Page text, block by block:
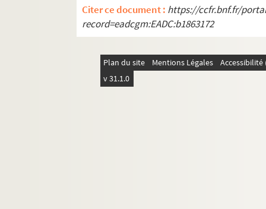
Citer ce document : https://ccfr.bnf.fr/
record=eadcgm:EADC:b1863172
Plan du site Mentions Légales
v 31.1.0